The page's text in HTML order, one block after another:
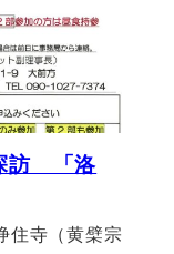
訪 「洛
住寺（黄檗宗